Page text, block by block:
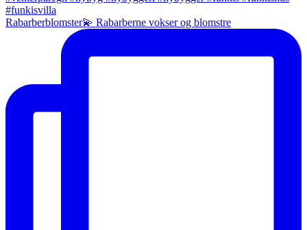
Rabarberblomster💫 Rabarberne vokser og blomstre